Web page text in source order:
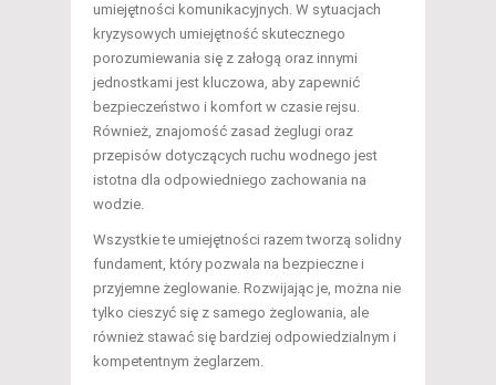
umiejętności komunikacyjnych. W sytuacjach
kryzysowych umiejętność skutecznego
porozumiewania się z załogą oraz innymi
jednostkami jest kluczowa, aby zapewnić
bezpieczeństwo i komfort w czasie rejsu.
Również, znajomość zasad żeglugi oraz
przepisów dotyczących ruchu wodnego jest
istotna dla odpowiedniego zachowania na
wodzie.
Wszystkie te umiejętności razem tworzą solidny
fundament, który pozwala na bezpieczne i
przyjemne żeglowanie. Rozwijając je, można nie
tylko cieszyć się z samego żeglowania, ale
również stawać się bardziej odpowiedzialnym i
kompetentnym żeglarzem.